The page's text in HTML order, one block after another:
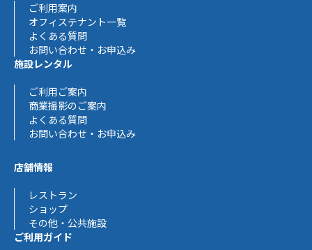
ご利用案内
オフィステナント一覧
よくある質問
お問い合わせ・お申込み
施設レンタル
ご利用ご案内
商業撮影のご案内
よくある質問
お問い合わせ・お申込み
店舗情報
レストラン
ショップ
その他・公共施設
ご利用ガイド